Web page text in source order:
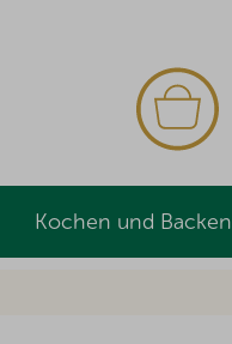
Kochen und Backen